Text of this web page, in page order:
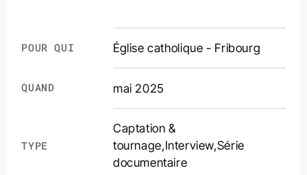
POUR QUI Église catholique - Fribourg
QUAND mai 2025
TYPE
Captation &
tournage,Interview,Série
documentaire